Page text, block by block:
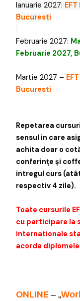
Ianuarie 2027:
Bucuresti
Februarie 2027:
Februarie 2027,
Martie 2027 –
Bucuresti
Repetarea
sensul in care
achita doar o
conferințe și
intregul curs
respectiv 4 zile).
Toate cursurile
cu participare la
internationale
acorda
ONLINE – „